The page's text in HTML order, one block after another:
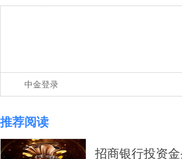
中金登录
推荐阅读
招商银行投资